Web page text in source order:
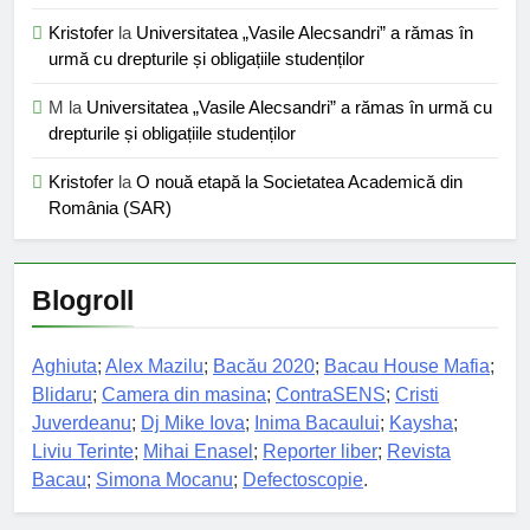
Kristofer la Universitatea „Vasile Alecsandri” a rămas în
urmă cu drepturile și obligațiile studenților
M la Universitatea „Vasile Alecsandri” a rămas în urmă cu
drepturile și obligațiile studenților
Kristofer la O nouă etapă la Societatea Academică din
România (SAR)
Blogroll
Aghiuta; Alex Mazilu; Bacău 2020; Bacau House Mafia;
Blidaru; Camera din masina; ContraSENS; Cristi
Juverdeanu; Dj Mike Iova; Inima Bacaului; Kaysha;
Liviu Terinte; Mihai Enasel ; Reporter liber; Revista
Bacau; Simona Mocanu; Defectoscopie.